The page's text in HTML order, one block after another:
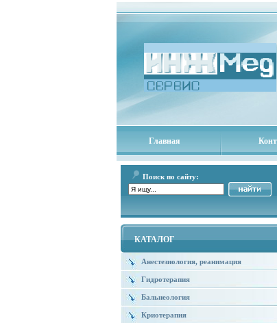
Главная
Поиск по сайту:
КАТАЛОГ
Анестезиология, реанимация
Гидротерапия
Бальнеология
Криотерапия